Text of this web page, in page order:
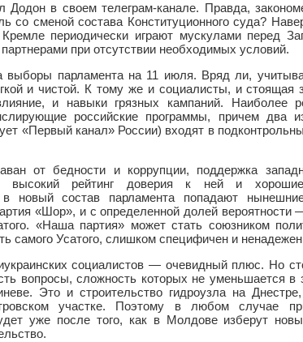
в своем телеграм-канале. Правда,
со сменой состава Конституционного суда?
периодически играют мускулами перед
при отсутствии необходимых условий.
парламента на 11 июля. Вряд ли,
и чистой. К тому же и социалисты, и стоящая
и навыки грязных кампаний. Наиболее
российские программы, причем
«Первый канал» России) входят в
от бедности и коррупции, поддержка
высокий рейтинг доверия к ней и
в новый состав парламента попадают
«Шор», и с определенной долей вероятности
«Наша партия» может стать союзником
самого Усатого, слишком специфичен и
социалистов — очевидный плюс. Но
вопросы, сложность которых не уменьшается в
Это и строительство гидроузла на
участке. Поэтому в любом случае
уже после того, как в Молдове изберут